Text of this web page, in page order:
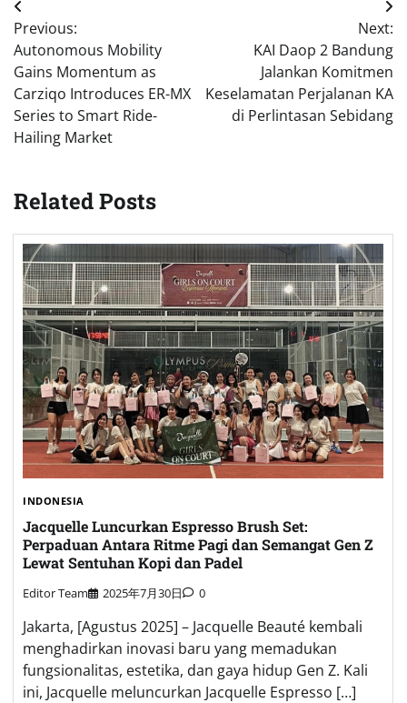
Post
navigation
Previous:
Autonomous Mobility
Gains Momentum as
Carziqo Introduces ER-MX
Series to Smart Ride-
Hailing Market
Next:
KAI Daop 2 Bandung
Jalankan Komitmen
Keselamatan Perjalanan KA
di Perlintasan Sebidang
Related Posts
INDONESIA
Jacquelle Luncurkan Espresso Brush Set:
Perpaduan Antara Ritme Pagi dan Semangat Gen Z
Lewat Sentuhan Kopi dan Padel
Editor Team 2025年7月30日 0
Jakarta, [Agustus 2025] – Jacquelle Beauté kembali
menghadirkan inovasi baru yang memadukan
fungsionalitas, estetika, dan gaya hidup Gen Z. Kali
ini, Jacquelle meluncurkan Jacquelle Espresso […]